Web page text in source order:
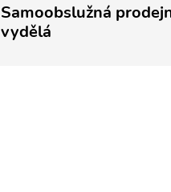
Samoobslužná
vydělá